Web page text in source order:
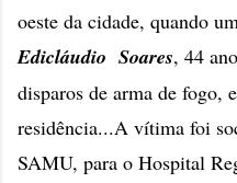
oeste da cidade, quando
Edicláudio Soares, 44
disparos de arma de fogo,
residência...A vítima foi
SAMU, para o Hospital